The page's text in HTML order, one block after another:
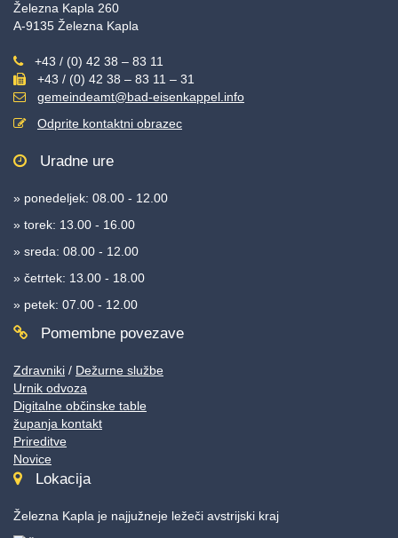
Železna Kapla 260
A-9135 Železna Kapla
+43 / (0) 42 38 – 83 11
+43 / (0) 42 38 – 83 11 – 31
gemeindeamt@bad-eisenkappel.info
Odprite kontaktni obrazec
Uradne ure
» ponedeljek: 08.00 - 12.00
» torek: 13.00 - 16.00
» sreda: 08.00 - 12.00
» četrtek: 13.00 - 18.00
» petek: 07.00 - 12.00
Pomembne povezave
Zdravniki / Dežurne službe
Urnik odvoza
Digitalne občinske table
županja kontakt
Prireditve
Novice
Lokacija
Železna Kapla je najjužneje ležeči avstrijski kraj